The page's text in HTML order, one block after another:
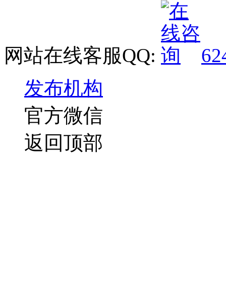
网站在线客服QQ:
发布机构
官方微信
返回顶部